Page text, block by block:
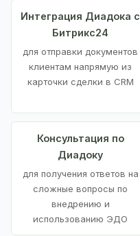
Интеграция Диадока с
Битрикс24
для отправки документов
клиентам напрямую из
карточки сделки в CRM
Консультация по
Диадоку
для получения ответов на
сложные вопросы по
внедрению и
использованию ЭДО